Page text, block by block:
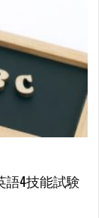
語4技能試験